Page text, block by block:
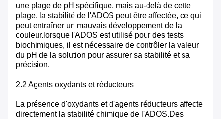
une plage de pH spécifique, mais au-delà de cette
plage, la stabilité de l'ADOS peut être affectée, ce qui
peut entraîner un mauvais développement de la
couleur.lorsque l'ADOS est utilisé pour des tests
biochimiques, il est nécessaire de contrôler la valeur
du pH de la solution pour assurer sa stabilité et sa
précision.
2.2 Agents oxydants et réducteurs
La présence d'oxydants et d'agents réducteurs affecte
directement la stabilité chimique de l'ADOS.Des